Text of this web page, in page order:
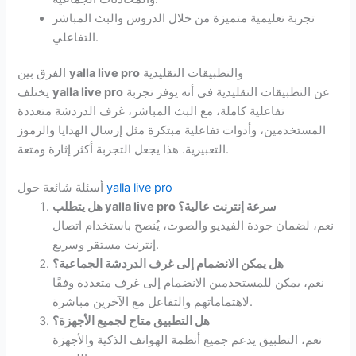
تجربة تعليمية متميزة من خلال الدروس والبث المباشر
التفاعلي.
الفرق بينyalla live pro والتطبيقات التقليدية
يختلفyalla live pro
تفاعلية كاملة، مع البث المباشر، غرف الدردشة متعددة
المستخدمين، وأدوات تفاعلية مبتكرة مثل إرسال الهدايا والرموز
التعبيرية. هذا يجعل التجربة أكثر إثارة ومتعة.
أسئلة شائعة حولyalla live pro
هل يتطلبyalla live pro سرعة إنترنت عالية؟
نعم، لضمان جودة الفيديو والصوت، يُنصح باستخدام اتصال
إنترنت مستقر وسريع.
هل يمكن الانضمام إلى غرف الدردشة الجماعية؟
نعم، يمكن للمستخدمين الانضمام إلى غرف متعددة وفقًا
لاهتماماتهم والتفاعل مع الآخرين مباشرة.
هل التطبيق متاح لجميع الأجهزة؟
نعم، التطبيق يدعم جميع أنظمة الهواتف الذكية والأجهزة